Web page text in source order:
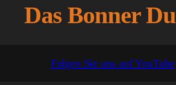
Das Bonner
Folgen Sie uns auf YouTube